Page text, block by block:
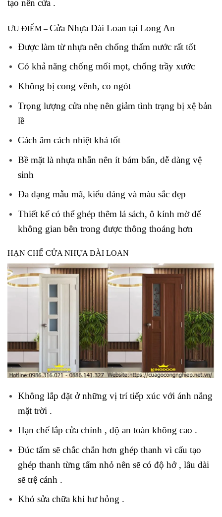
tạo nên cửa .
ƯU ĐIỂM – Cửa Nhựa Đài Loan tại Long An
Được làm từ nhựa nên chống thấm nước rất tốt
Có khả năng chống mối mọt, chống trầy xước
Không bị cong vênh, co ngót
Trọng lượng cửa nhẹ nên giảm tình trạng bị xệ bản
lề
Cách âm cách nhiệt khá tốt
Bề mặt là nhựa nhẵn nên ít bám bẩn, dễ dàng vệ
sinh
Đa dạng mẫu mã, kiểu dáng và màu sắc đẹp
Thiết kế có thể ghép thêm lá sách, ô kính mờ để
không gian bên trong được thông thoáng hơn
HẠN CHẾ CỬA NHỰA ĐÀI LOAN
Không lắp đặt ở những vị trí tiếp xúc với ánh nắng
mặt trời .
Hạn chế lắp cửa chính , độ an toàn không cao .
Đúc tấm sẽ chắc chắn hơn ghép thanh vì cấu tạo
ghép thanh từng tấm nhỏ nên sẽ có độ hở , lâu dài
sẽ trệ cánh .
Khó sửa chữa khi hư hỏng .